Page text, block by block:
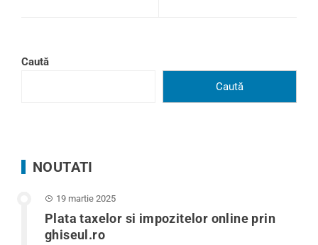
Caută
Caută
NOUTATI
19 martie 2025
Plata taxelor si impozitelor online prin
ghiseul.ro